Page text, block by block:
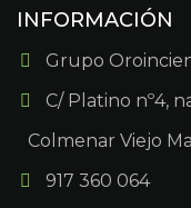
INFORMACIÓN
Grupo
C/ Platino nº4,
Colmenar Viejo
917 360 064